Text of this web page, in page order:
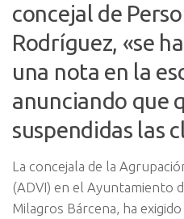
concejal de
Rodríguez, «se
una nota en la
anunciando que
suspendidas las
La concejala de la
(ADVI) en el Ayuntamiento
Milagros Bárcena, ha